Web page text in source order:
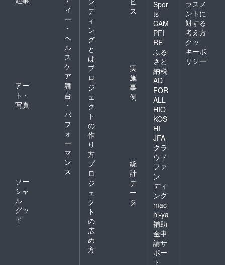
ィ
ー
・
ヘ
ル
ス
ケ
ア
アー
ト・
写真
舞
台
・
パ
フ
ォ
ー
マ
ン
ス
ソー
シャ
ル
グッ
ド
デ
ィ
ン
グ
と
は
ス
プ
ロ
ジ
ェ
ク
ト
の
作
り
方
実
施
事
例
プ
ロ
ジ
ェ
ク
ト
の
広
め
方
統
計
デ
ー
タ
Spor
ts
CAM
PFI
RE
ふる
さと
納税
AD
FOR
ALL
HIO
KOS
HI
JFA
クラ
ウド
ファ
ン
ディ
ング
mac
hi-ya
補助
金申
請サ
ポー
ト
ラスメ
ントに
対する
考え方
クッ
キーポ
リシー